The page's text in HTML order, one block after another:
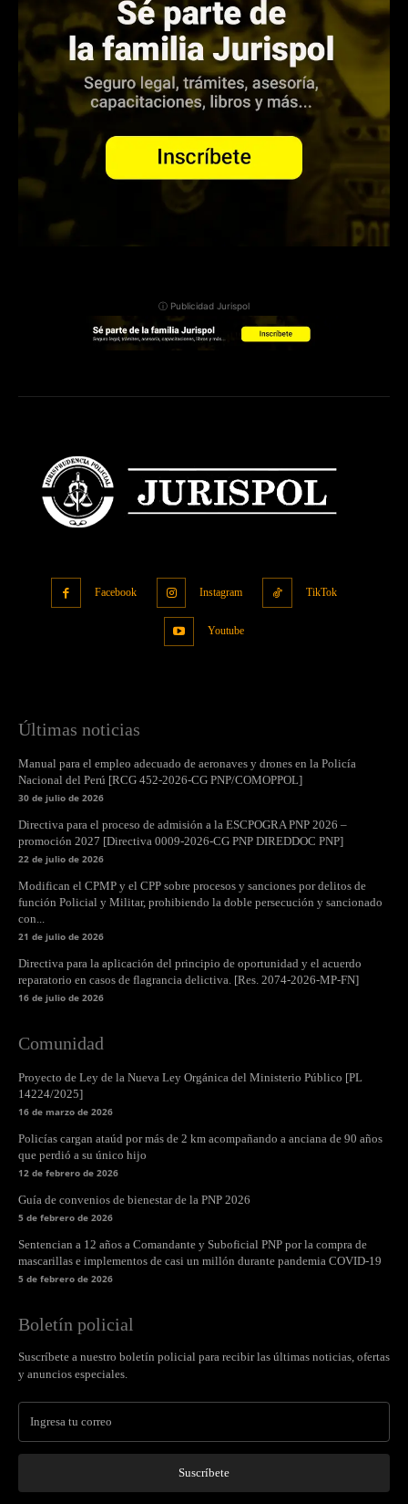
ⓘ Publicidad Jurispol
Facebook Instagram TikTok
Youtube
Últimas noticias
Manual para el empleo adecuado de aeronaves y drones en la Policía
Nacional del Perú [RCG 452-2026-CG PNP/COMOPPOL]
30 de julio de 2026
Directiva para el proceso de admisión a la ESCPOGRA PNP 2026 –
promoción 2027 [Directiva 0009-2026-CG PNP DIREDDOC PNP]
22 de julio de 2026
Modifican el CPMP y el CPP sobre procesos y sanciones por delitos de
función Policial y Militar, prohibiendo la doble persecución y sancionado
con...
21 de julio de 2026
Directiva para la aplicación del principio de oportunidad y el acuerdo
reparatorio en casos de flagrancia delictiva. [Res. 2074-2026-MP-FN]
16 de julio de 2026
Comunidad
Proyecto de Ley de la Nueva Ley Orgánica del Ministerio Público [PL
14224/2025]
16 de marzo de 2026
Policías cargan ataúd por más de 2 km acompañando a anciana de 90 años
que perdió a su único hijo
12 de febrero de 2026
Guía de convenios de bienestar de la PNP 2026
5 de febrero de 2026
Sentencian a 12 años a Comandante y Suboficial PNP por la compra de
mascarillas e implementos de casi un millón durante pandemia COVID-19
5 de febrero de 2026
Boletín policial
Suscríbete a nuestro boletín policial para recibir las últimas noticias, ofertas
y anuncios especiales.
Suscríbete